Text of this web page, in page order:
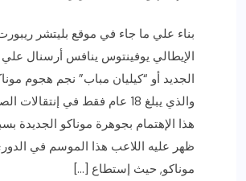
بناء علي ما جاء في موقع بليتشر
الإيطالي يوفينتوس ينافس أرسنال
الجديد أو “كيليان مباب” نجم هجوم
والذي يبلغ 18 عام فقط في
هذا الإهتمام بجوهرة موناكو الجديدة
ظهر عليه اللاعب هذا الموسم في
موناكو, حيث إستطاع […]